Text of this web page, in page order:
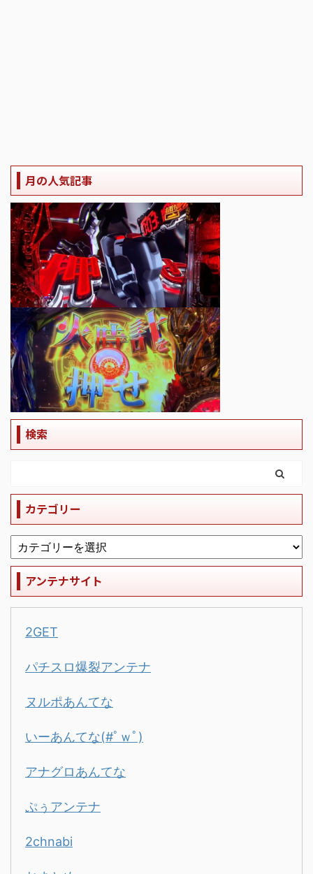
月の人気記事
検索
カテゴリー
アンテナサイト
2GET
パチスロ爆裂アンテナ
ヌルポあんてな
いーあんてな(#ﾟｗﾟ)
アナグロあんてな
ぷぅアンテナ
2chnabi